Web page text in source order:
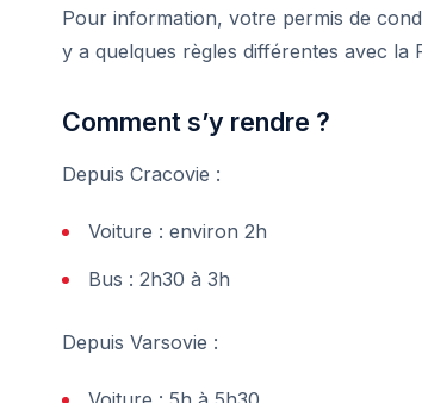
Pour information, votre permis de
y a quelques règles différentes avec la
Comment s’y rendre ?
Depuis Cracovie :
Voiture : environ 2h
Bus : 2h30 à 3h
Depuis Varsovie :